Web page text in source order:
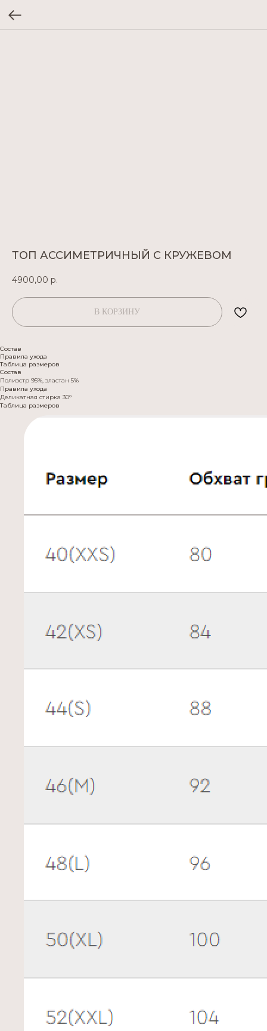
ТОП АССИМЕТРИЧНЫЙ С КРУЖЕВОМ
4900,00 р.
В КОРЗИНУ
Состав
Правила ухода
Таблица размеров
Состав
Полиэстр 95%, эластан 5%
Правила ухода
Деликатная стирка 30°
Таблица размеров